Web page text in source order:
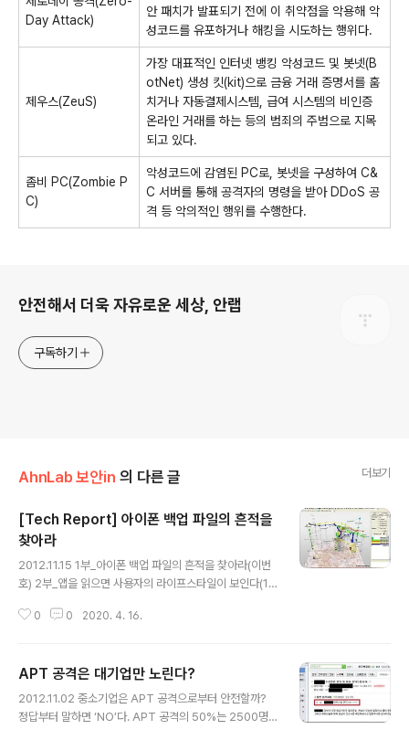
Day Attack)
안 패치가 발표되기 전에 이 취약점을 악용해 악
성코드를 유포하거나 해킹을 시도하는 행위다.
제우스(ZeuS)
가장 대표적인 인터넷 뱅킹 악성코드 및 봇넷(B
otNet) 생성 킷(kit)으로 금융 거래 증명서를 훔
치거나 자동결제시스템, 급여 시스템의 비인증
온라인 거래를 하는 등의 범죄의 주범으로 지목
되고 있다.
좀비 PC(Zombie P
C)
악성코드에 감염된 PC로, 봇넷을 구성하여 C&
C 서버를 통해 공격자의 명령을 받아 DDoS 공
격 등 악의적인 행위를 수행한다.
안전해서 더욱 자유로운 세상, 안랩
구독하기
AhnLab 보안in 의 다른 글 더보기
[Tech Report] 아이폰 백업 파일의 흔적을
찾아라
2012.11.15 1부_아이폰 백업 파일의 흔적을 찾아라(이번
호) 2부_앱을 읽으면 사용자의 라이프스타일이 보인다(12
한 것으로 알려졌다. 10억 명의 스마트폰 사용자들은 다양
스마트폰을 컴퓨터에 연결한다. 이 과정에서 스마트폰에
기록된 데이터는 컴퓨터에 백업 파일로 남게 된다. 그러다
보니 최근 포렌식 중에 스마트폰의 백업 파일이 자주 등장
0 0 2020. 4. 16.
APT 공격은 대기업만 노린다?
2012.11.02 중소기업은 APT 공격으로부터 안전할까?
정답부터 말하면 ‘NO’다. APT 공격의 50%는 2500명